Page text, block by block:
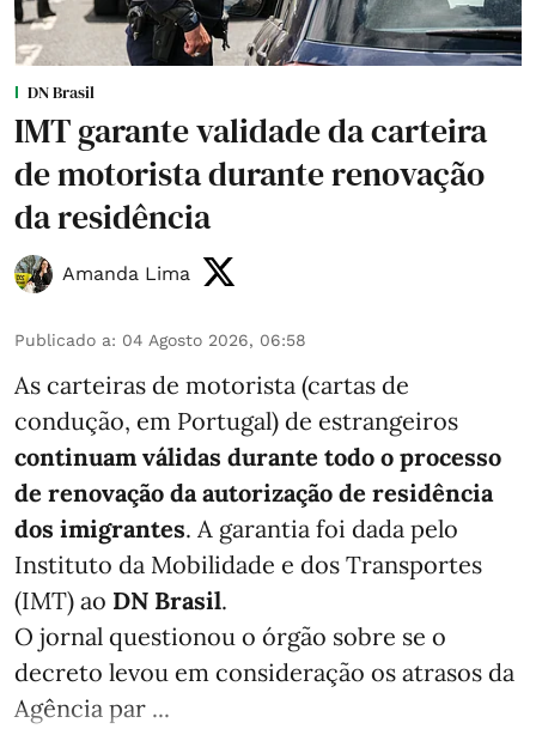
DN Brasil
IMT garante validade da carteira
de motorista durante renovação
da residência
Amanda Lima
Publicado a: 04 Agosto 2026, 06:58
As carteiras de motorista (cartas de
condução, em Portugal) de estrangeiros
continuam válidas durante todo o processo
de renovação da autorização de residência
dos imigrantes. A garantia foi dada pelo
Instituto da Mobilidade e dos Transportes
(IMT) ao DN Brasil.
O jornal questionou o órgão sobre se o
decreto levou em consideração os atrasos da
Agência par ...